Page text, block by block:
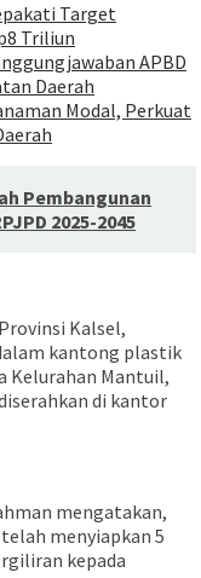
Target
Triliun
APBD
Daerah
Modal, Perkuat
Pembangunan
2025-2045
Kalsel,
kantong plastik
Kelurahan Mantuil,
di kantor
mengatakan,
menyiapkan 5
kepada